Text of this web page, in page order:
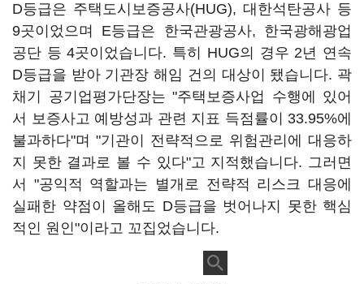
D등급은 주택도시보증공사(HUG), 대한석탄공사 등
9곳이었으며 E등급은 한국관광공사, 한국광해광업
공단 등 4곳이었습니다. 특히 HUG의 경우 2년 연속
D등급을 받아 기관장 해임 건의 대상이 됐습니다. 곽
채기 공기업평가단장는 "주택보증사업 수행에 있어
서 보증사고 예방성과 관련 지표 득점률이 33.95%에
불과하다"며 "기관이 전략적으로 위험관리에 대응하
지 못한 결과로 볼 수 있다"고 지적했습니다. 그러면
서 "공익적 역할과는 별개로 전략적 리스크 대응에
실패한 약점이 올해도 D등급을 벗어나지 못한 핵심
적인 원인"이라고 꼬집었습니다.